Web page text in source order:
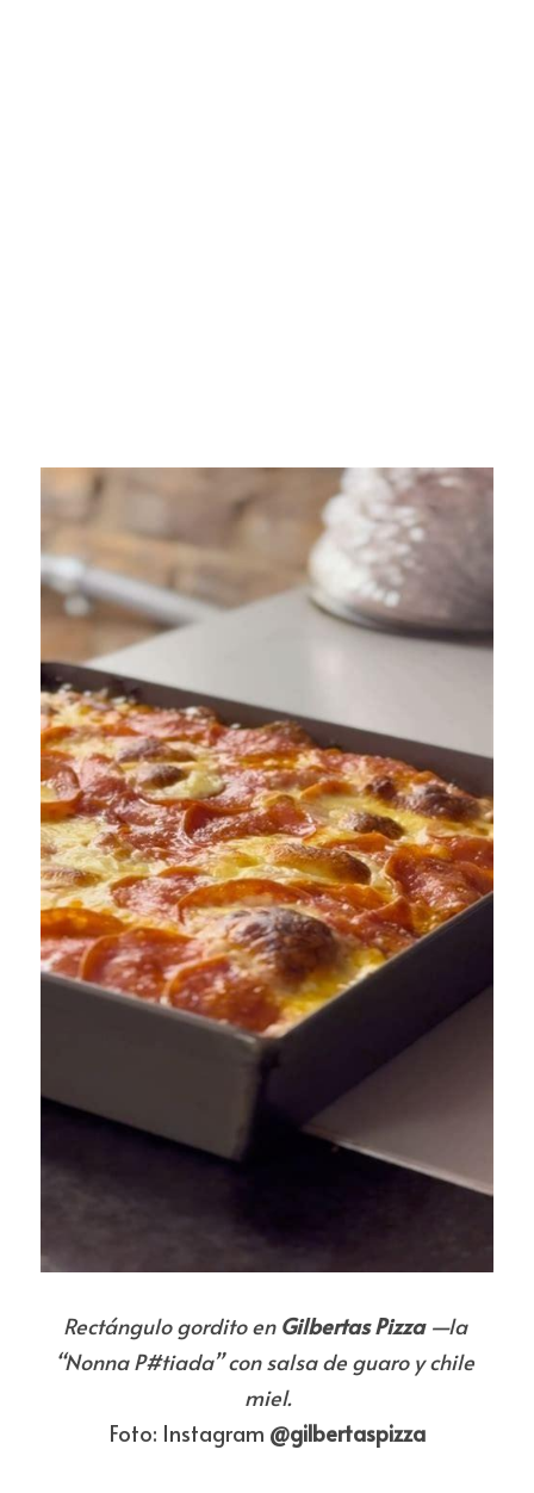
Rectángulo gordito en Gilbertas Pizza —la
“Nonna P#tiada” con salsa de guaro y chile
miel.
Foto: Instagram @gilbertaspizza